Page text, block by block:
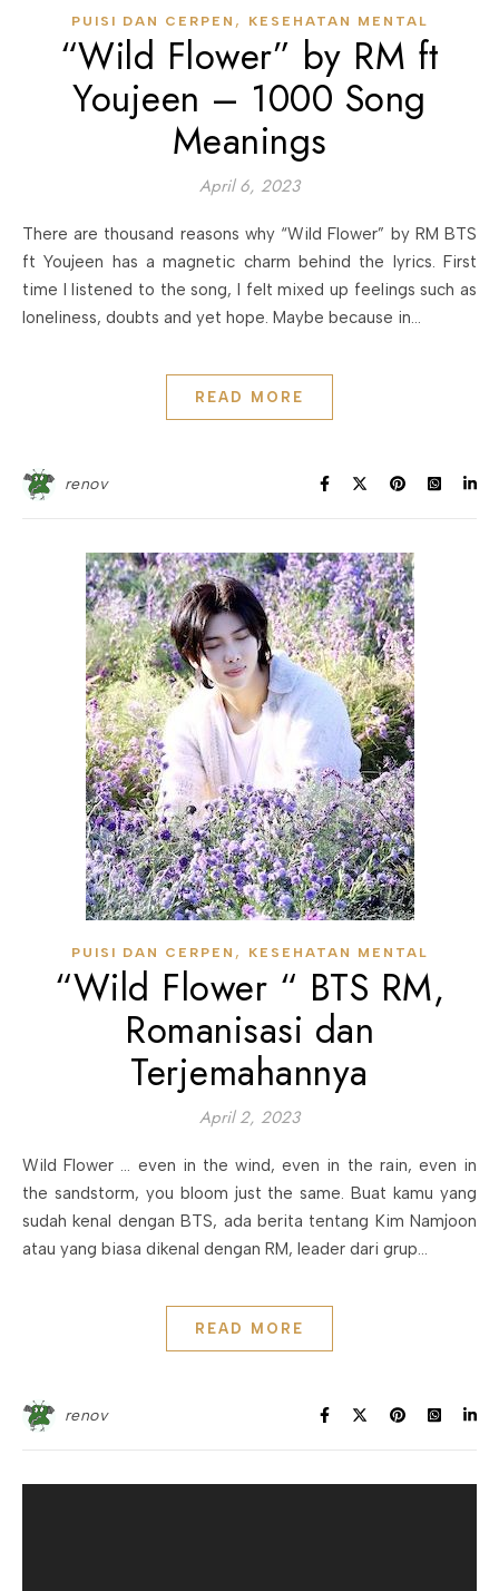
PUISI DAN CERPEN , KESEHATAN MENTAL
“Wild Flower” by RM ft
Youjeen – 1000 Song
Meanings
April 6, 2023
There are thousand reasons why “Wild Flower” by RM BTS
ft Youjeen has a magnetic charm behind the lyrics. First
time I listened to the song, I felt mixed up feelings such as
loneliness, doubts and yet hope. Maybe because in…
READ MORE
renov
PUISI DAN CERPEN , KESEHATAN MENTAL
“Wild Flower “ BTS RM,
Romanisasi dan
Terjemahannya
April 2, 2023
Wild Flower … even in the wind, even in the rain, even in
the sandstorm, you bloom just the same. Buat kamu yang
sudah kenal dengan BTS, ada berita tentang Kim Namjoon
atau yang biasa dikenal dengan RM, leader dari grup…
READ MORE
renov